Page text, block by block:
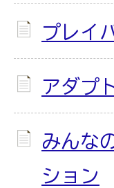
プレイ
アダプ
みんな
ション